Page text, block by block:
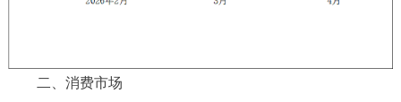
二、消费市场